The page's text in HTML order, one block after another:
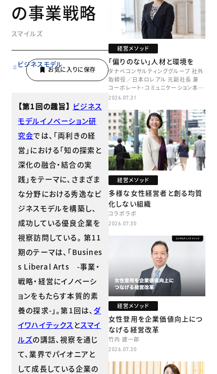
の事業戦略
スマイルズ
ビジネスモデル
【第1回の趣旨】 ビジネス
モデルイノベーション研
究会では、「両利きの経
営」における「知の探索と
深化の融合・結合の実
践」をテーマに、さまざま
な分野における秀逸なビ
ジネスモデルを構築し、
成功している優良企業を
視察訪問している。 第11
期のテーマは、「Busines
s Liberal Arts -事業・
戦略・経営にイノベーシ
ョンをもたらす本質的素
養の探求-」。第1回は、 ダ
イワハイテックス とスマイ
ルズの講話、視察を通じ
て、業界でパイオニアと
して成長している企業の
経営メソッド
「偏りのない」人材と環境を
タナベコンサルティンググループ 社外
取締役／日本ロレアル 元副社長 兼
コーポレート・コミュニケーション本部
本部長／キャリアコンサルタント 井村
2026.07.31
経営メソッド
多様な女性経営者と創る均質
化しない組織
コラボラボ
2026.07.30
経営メソッド
女性登用を企業価値向上につ
なげる経営改革
竹内 建一郎
2026.07.30